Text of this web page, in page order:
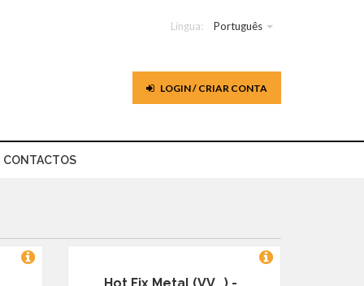
Língua: Português
LOGIN / CRIAR CONTA
CONTACTOS